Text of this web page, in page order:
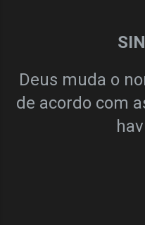
Deus muda o
de acordo com